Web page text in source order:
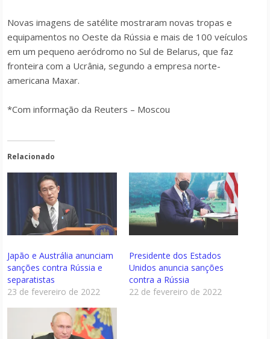
Novas imagens de satélite mostraram novas tropas e
equipamentos no Oeste da Rússia e mais de 100 veículos
em um pequeno aeródromo no Sul de Belarus, que faz
fronteira com a Ucrânia, segundo a empresa norte-
americana Maxar.
*Com informação da Reuters – Moscou
Relacionado
Japão e Austrália anunciam
sanções contra Rússia e
separatistas
23 de fevereiro de 2022
Presidente dos Estados
Unidos anuncia sanções
contra a Rússia
22 de fevereiro de 2022